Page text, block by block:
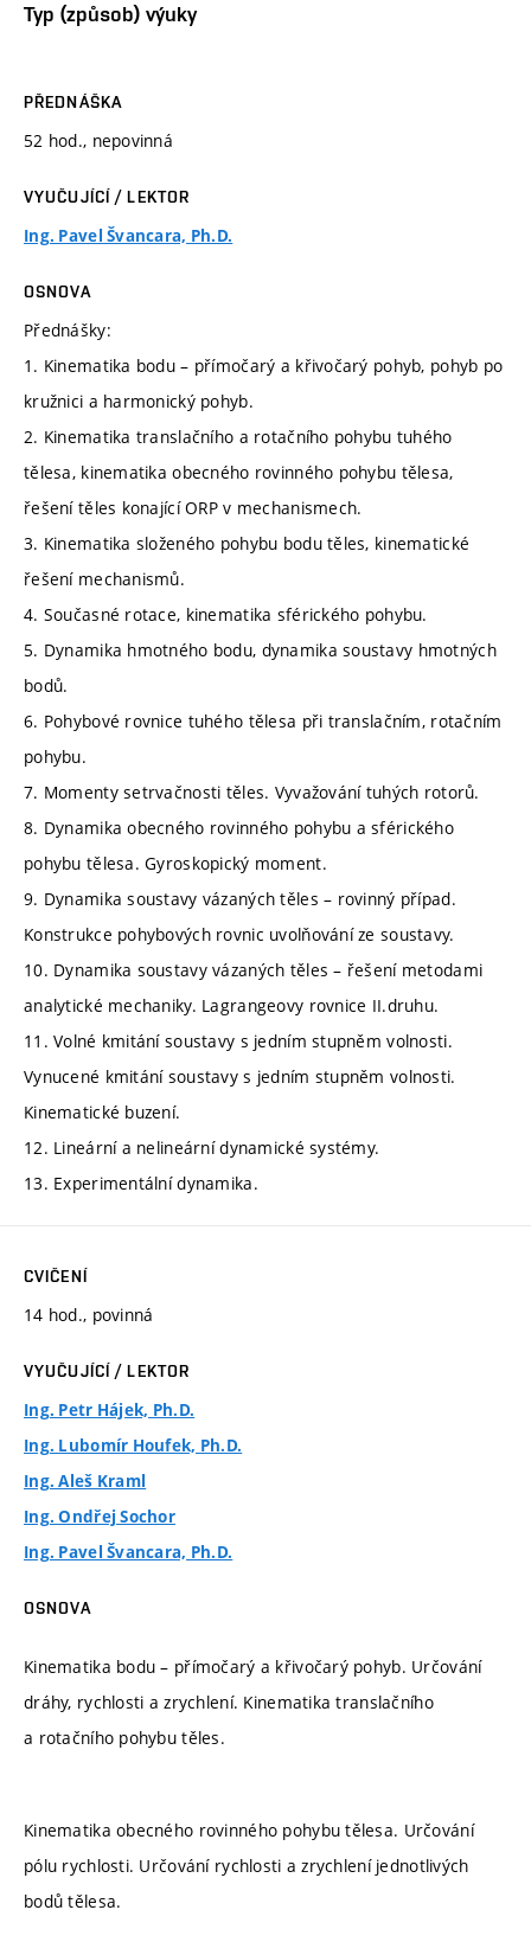
Typ (způsob) výuky
PŘEDNÁŠKA
52 hod., nepovinná
VYUČUJÍCÍ / LEKTOR
Ing. Pavel Švancara, Ph.D.
OSNOVA
Přednášky:
1. Kinematika bodu – přímočarý a křivočarý pohyb, pohyb po
kružnici a harmonický pohyb.
2. Kinematika translačního a rotačního pohybu tuhého
tělesa, kinematika obecného rovinného pohybu tělesa,
řešení těles konající ORP v mechanismech.
3. Kinematika složeného pohybu bodu těles, kinematické
řešení mechanismů.
4. Současné rotace, kinematika sférického pohybu.
5. Dynamika hmotného bodu, dynamika soustavy hmotných
bodů.
6. Pohybové rovnice tuhého tělesa při translačním, rotačním
pohybu.
7. Momenty setrvačnosti těles. Vyvažování tuhých rotorů.
8. Dynamika obecného rovinného pohybu a sférického
pohybu tělesa. Gyroskopický moment.
9. Dynamika soustavy vázaných těles – rovinný případ.
Konstrukce pohybových rovnic uvolňování ze soustavy.
10. Dynamika soustavy vázaných těles – řešení metodami
analytické mechaniky. Lagrangeovy rovnice II.druhu.
11. Volné kmitání soustavy s jedním stupněm volnosti.
Vynucené kmitání soustavy s jedním stupněm volnosti.
Kinematické buzení.
12. Lineární a nelineární dynamické systémy.
13. Experimentální dynamika.
CVIČENÍ
14 hod., povinná
VYUČUJÍCÍ / LEKTOR
Ing. Petr Hájek, Ph.D.
Ing. Lubomír Houfek, Ph.D.
Ing. Aleš Kraml
Ing. Ondřej Sochor
Ing. Pavel Švancara, Ph.D.
OSNOVA
Kinematika bodu – přímočarý a křivočarý pohyb. Určování
dráhy, rychlosti a zrychlení. Kinematika translačního
a rotačního pohybu těles.
Kinematika obecného rovinného pohybu tělesa. Určování
pólu rychlosti. Určování rychlosti a zrychlení jednotlivých
bodů tělesa.